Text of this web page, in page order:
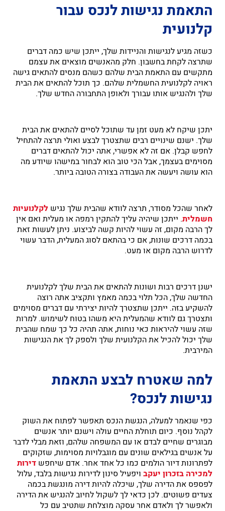
התאמת נגישות לנכס עבור
קלנועית
כשזה מגיע לנגישות והניידות שלך, ייתכן שיש כמה דברים
שתרצה לקחת בחשבון. חלק מהאנשים מוצאים את עצמם
מתקשים עם התאמת הבית שלהם כשהם מנסים להתאים גישה
ראויה לקלנועית החשמלית שלהם. כך תוכל להתאים את הבית
שלך ולהנגיש אותו עבורך ולאופן התחבורה החדש שלך.
יתכן שיקח לא מעט זמן עד שתוכל לסיים להתאים את הבית
שלך. ישנם שינויים רבים שתצטרך לבצע ואולי תרצה להתחיל
לחפש קבלן. אם זה לא אפשרי, אתה יכול להתאים דברים
מסוימים בעצמך, אבל הכי טוב הוא לבחור במישהו שיודע מה
הוא עושה ויעשה את העבודה בצורה הטובה ביותר.
לאחר שהכל מסודר, תרצה לוודא שהבית שלך נגיש לקלנועיות
חשמלית. ייתכן שיהיה עליך להתקין רמפה או מעלית ואם אין
לך הרבה מקום, זה עשוי להיות קשה לביצוע. ניתן לעשות זאת
בכמה דרכים שונות, אם כי בהתאם לסוג המעלית, הדבר עשוי
לדרוש הרבה מקום או מעט.
ישנן דרכים רבות ושונות להתאים את הבית שלך לקלנועית
החדשה שלך, הכל תלוי בכמה מאמץ ותקציב אתה רוצה
להשקיע בזה. ייתכן שתצטרך להיות יצירתי עם דברים מסוימים
ותצטרך גם לוודא שהמעלית היא משהו בטוח לשימוש. למרות
שזה עשוי להיראות כאי נוחות, אתה תהיה כל כך שמח שהבית
שלך יכול להכיל את הקלנועית שלך ולספק לך את הנגישות
המירבית.
למה שאטרח לבצע התאמת
נגישות לנכס?
כפי שנאמר למעלה, הנגשת הנכס תאפשר לפתוח את השוק
לקהל נוסף. כיום תוחלת החיים עולה וישנם יותר אנשים
מבוגרים שחיים לבדם או עם המשפחה שלהם, וזאת מבלי לדבר
על אנשים בגילאים שונים עם מוגבלויות מסוימות, שזקוקים
לפתרונות דיור הולמים כמו כל אחד אחר. אדם שיחפש דירות
למכירה בזכרון יעקב ויפעיל סינון לדירות נגישות בלבד, עלול
לפספס את הדירה שלך, שיכלה להיות דירה מונגשת בכמה
צעדים פשוטים. לכן כדאי לך לשקול לחיוב להנגיש את הדירה
ולאפשר לך ולאדם אחר עסקה מוצלחת שתטיב עם כל